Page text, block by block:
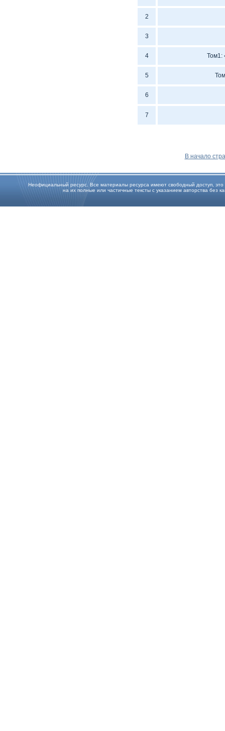
2
3
4 Том1:
5
6
7
В начало
Неофициальный ресурс. Все материалы ресурса имеют свободный доступ, это
на их полные или частичные тексты с указанием авторства без